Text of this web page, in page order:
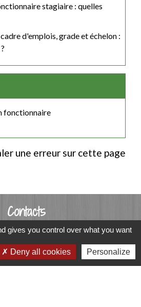
stagiaire : quelles
d'emplois, grade et échelon :
fonctionnaire
une erreur sur cette page
Contacts
de Luitré-Dompierre
- LUITRE
Dompierre - FRANCE
gives you control over what you want
Deny all cookies Personalize